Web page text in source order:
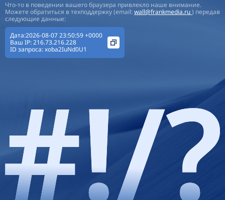
Что-то в поведении вашего браузера привлекло наше внимание.
Можете обратиться в техподдержку (email:wall@frankmedia.ru) передав
следующие данные:
Дата:2026-08-07 23:50:59 +0000
Ваш IP:216.73.216.228
ID запроса:xoba2IuNd0U1